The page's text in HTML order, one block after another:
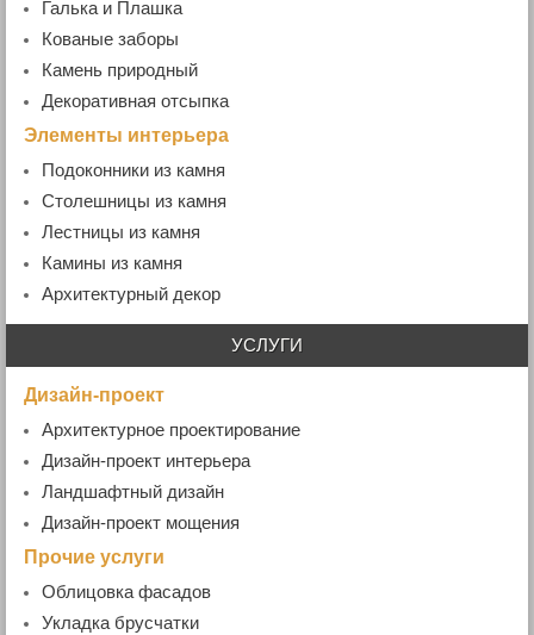
Галька и Плашка
Кованые заборы
- Кованые ворота и калитки
Камень природный
Декоративная отсыпка
Элементы интерьера
Подоконники из камня
- Гранитные подоконники
Столешницы из камня
Лестницы из камня
- Ступени гранитные
Камины из камня
Архитектурный декор
УСЛУГИ
Дизайн-проект
Архитектурное проектирование
Дизайн-проект интерьера
Ландшафтный дизайн
Дизайн-проект мощения
Прочие услуги
Облицовка фасадов
Укладка брусчатки